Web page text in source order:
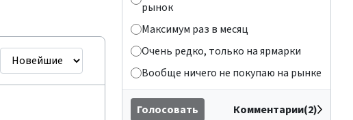
рынок
Максимум раз в месяц
Очень редко, только на ярмарки
Вообще ничего не покупаю на рынке
Голосовать Комментарии(2)